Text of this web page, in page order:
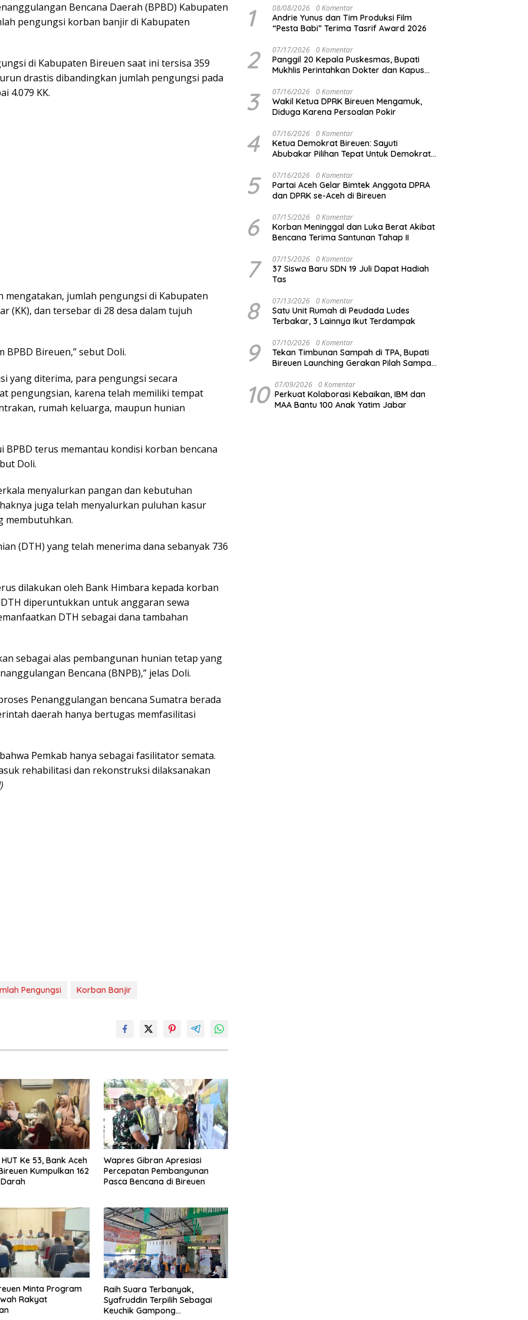
Bencana Daerah (BPBD) Kabupaten
pengungsi korban banjir di Kabupaten
di Kabupaten Bireuen saat ini tersisa 359
drastis dibandingkan jumlah pengungsi pada
4.079 KK.
mengatakan, jumlah pengungsi di Kabupaten
(KK), dan tersebar di 28 desa dalam tujuh
Bireuen,” sebut Doli.
yang diterima, para pengungsi secara
pengungsian, karena telah memiliki tempat
rumah keluarga, maupun hunian
BPBD terus memantau kondisi korban bencana
Doli.
menyalurkan pangan dan kebutuhan
juga telah menyalurkan puluhan kasur
membutuhkan.
(DTH) yang telah menerima dana sebanyak 736
dilakukan oleh Bank Himbara kepada korban
diperuntukkan untuk anggaran sewa
DTH sebagai dana tambahan
sebagai alas pembangunan hunian tetap yang
Bencana (BNPB),” jelas Doli.
Penanggulangan bencana Sumatra berada
daerah hanya bertugas memfasilitasi
Pemkab hanya sebagai fasilitator semata.
rehabilitasi dan rekonstruksi dilaksanakan
Pengungsi Korban Banjir
Ke 53, Bank Aceh
Kumpulkan 162
Wapres Gibran Apresiasi
Percepatan Pembangunan
Pasca Bencana di Bireuen
Minta Program
Rakyat
Raih Suara Terbanyak,
Syafruddin Terpilih Sebagai
Keuchik Gampong
1 08/08/2026 0 Komentar
Andrie Yunus dan Tim Produksi Film
“Pesta Babi” Terima Tasrif Award 2026
2 07/17/2026 0 Komentar
Panggil 20 Kepala Puskesmas, Bupati
Mukhlis Perintahkan Dokter dan Kapus
3 07/16/2026 0 Komentar
Wakil Ketua DPRK Bireuen Mengamuk,
Diduga Karena Persoalan Pokir
4 07/16/2026 0 Komentar
Ketua Demokrat Bireuen: Sayuti
Abubakar Pilihan Tepat Untuk Demokrat
5 07/16/2026 0 Komentar
Partai Aceh Gelar Bimtek Anggota DPRA
dan DPRK se-Aceh di Bireuen
6 07/15/2026 0 Komentar
Korban Meninggal dan Luka Berat Akibat
Bencana Terima Santunan Tahap II
7 07/15/2026 0 Komentar
37 Siswa Baru SDN 19 Juli Dapat Hadiah
Tas
8 07/13/2026 0 Komentar
Satu Unit Rumah di Peudada Ludes
Terbakar, 3 Lainnya Ikut Terdampak
9 07/10/2026 0 Komentar
Tekan Timbunan Sampah di TPA, Bupati
Bireuen Launching Gerakan Pilah Sampah
10 07/09/2026 0 Komentar
Perkuat Kolaborasi Kebaikan, IBM dan
MAA Bantu 100 Anak Yatim Jabar